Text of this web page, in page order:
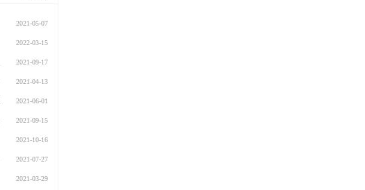
2021-05-07
2022-03-15
2021-09-17
2021-04-13
2021-06-01
2021-09-15
2021-10-16
2021-07-27
2021-03-29